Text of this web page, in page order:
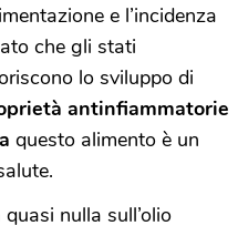
e l’incidenza
che gli stati
lo sviluppo di
antinfiammatorie
questo alimento è un
nulla sull’olio